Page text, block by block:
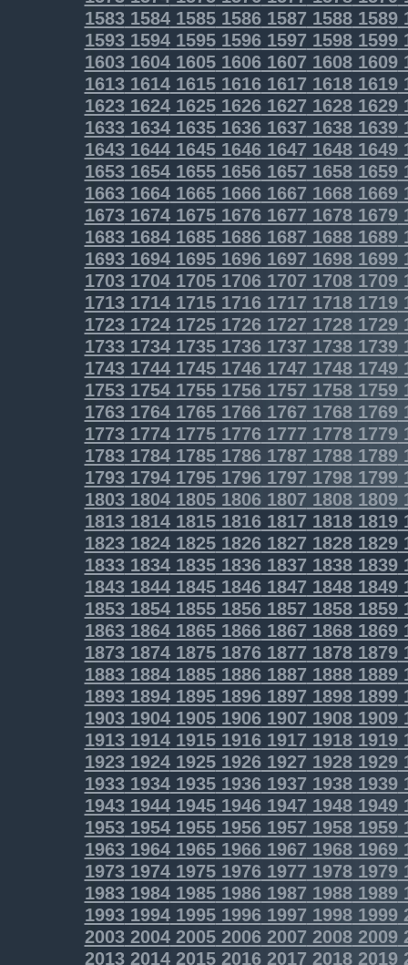
1583158415851586158715881589
1593159415951596159715981599
1603160416051606160716081609
1613161416151616161716181619
1623162416251626162716281629
1633163416351636163716381639
1643164416451646164716481649
1653165416551656165716581659
1663166416651666166716681669
1673167416751676167716781679
1683168416851686168716881689
16931694169516961697 16981699
17031704170517061707 17081709
1713171417151716171717181719
17231724172517261727 17281729
17331734173517361737 17381739
17431744174517461747 17481749
17531754175517561757 17581759
17631764176517661767 17681769
17731774177517761777 17781779
17831784178517861787 17881789
17931794179517961797 17981799
18031804180518061807 18081809
1813181418151816181718181819
1823182418251826182718281829
1833183418351836183718381839
1843184418451846184718481849
1853185418551856185718581859
1863186418651866186718681869
1873187418751876187718781879
1883188418851886188718881889
1893189418951896189718981899
1903190419051906190719081909
1913191419151916191719181919
1923192419251926192719281929
1933193419351936193719381939
1943194419451946194719481949
1953195419551956195719581959
1963196419651966196719681969
19731974197519761977 19781979
19831984198519861987 19881989
19931994199519961997 19981999
20032004200520062007 20082009
20132014201520162017 20182019